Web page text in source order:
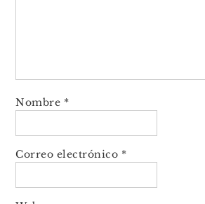
Nombre *
Correo electrónico *